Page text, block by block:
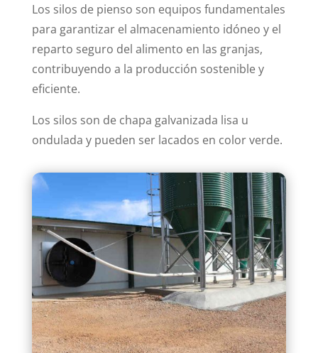
Los silos de pienso son equipos fundamentales
para garantizar el almacenamiento idóneo y el
reparto seguro del alimento en las granjas,
contribuyendo a la producción sostenible y
eficiente.
Los silos son de chapa galvanizada lisa u
ondulada y pueden ser lacados en color verde.